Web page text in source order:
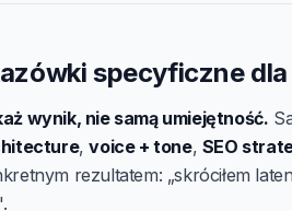
specyficzne
wynik, nie samą umiejętność.
,voice + tone, SEO
rezultatem: „skróciłem